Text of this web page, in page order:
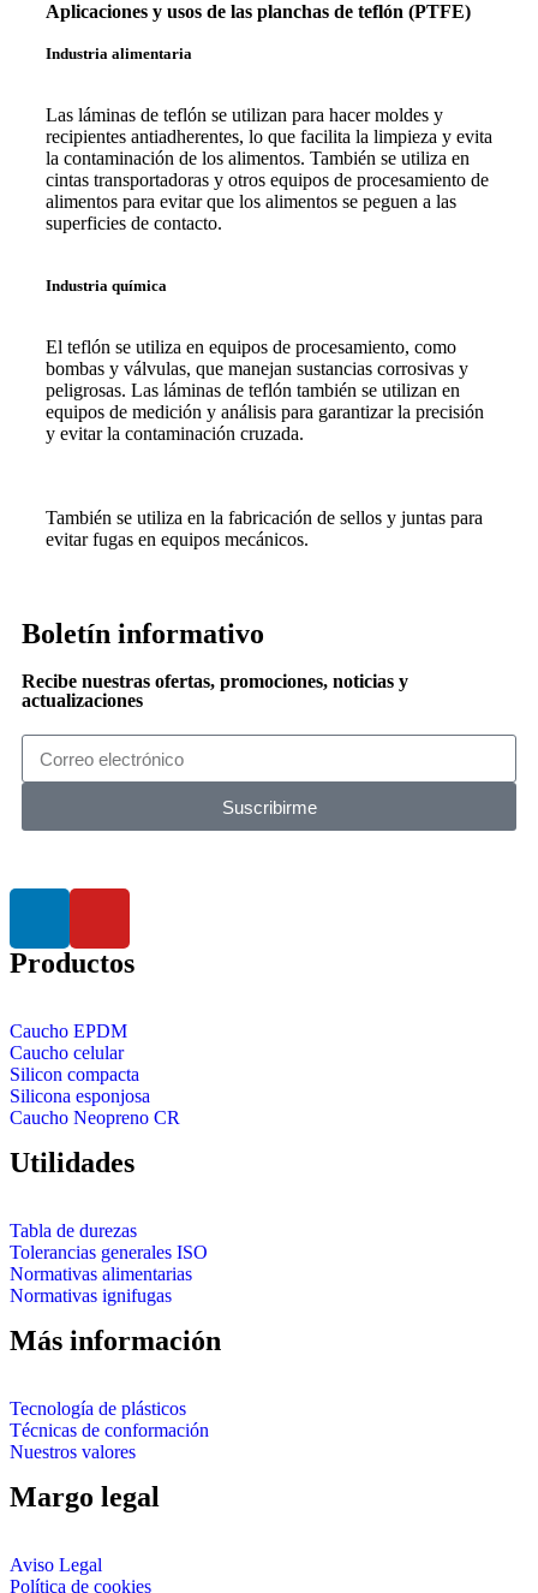
Aplicaciones y usos de las planchas de teflón (PTFE)
Industria alimentaria
Las láminas de teflón se utilizan para hacer moldes y
recipientes antiadherentes, lo que facilita la limpieza y evita
la contaminación de los alimentos. También se utiliza en
cintas transportadoras y otros equipos de procesamiento de
alimentos para evitar que los alimentos se peguen a las
superficies de contacto.
Industria química
El teflón se utiliza en equipos de procesamiento, como
bombas y válvulas, que manejan sustancias corrosivas y
peligrosas. Las láminas de teflón también se utilizan en
equipos de medición y análisis para garantizar la precisión
y evitar la contaminación cruzada.
También se utiliza en la fabricación de sellos y juntas para
evitar fugas en equipos mecánicos.
Boletín informativo
Recibe nuestras ofertas, promociones, noticias y
actualizaciones
Suscribirme
Productos
Caucho EPDM
Caucho celular
Silicon compacta
Silicona esponjosa
Caucho Neopreno CR
Utilidades
Tabla de durezas
Tolerancias generales ISO
Normativas alimentarias
Normativas ignifugas
Más información
Tecnología de plásticos
Técnicas de conformación
Nuestros valores
Margo legal
Aviso Legal
Política de cookies